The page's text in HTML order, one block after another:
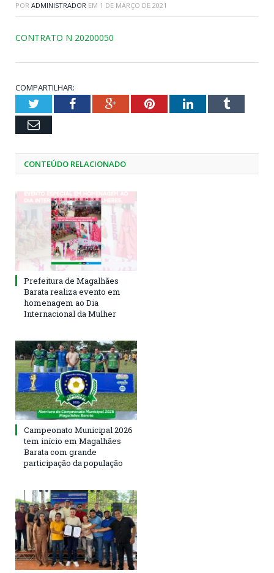
POR ADMINISTRADOR EM 1 DE MARÇO DE 2021
CONTRATO N 20200050
COMPARTILHAR:
TwitterFacebookGoogle+PinterestLinkedInTumblr
Email
CONTEÚDO RELACIONADO
Prefeitura de Magalhães
Barata realiza evento em
homenagem ao Dia
Internacional da Mulher
Campeonato Municipal 2026
tem início em Magalhães
Barata com grande
participação da população